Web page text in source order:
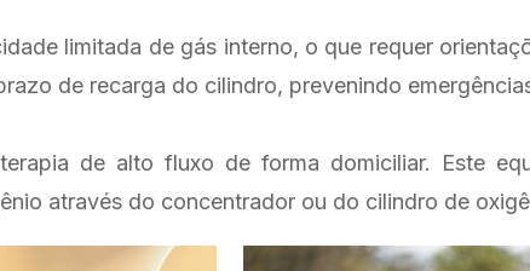
limitada de gás interno, o que requer
de recarga do cilindro, prevenindo
de alto fluxo de forma domiciliar. Este
através do concentrador ou do cilindro de